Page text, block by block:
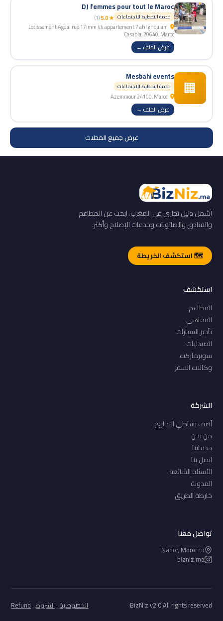
DJ femmes pour tout le Maroc
خدمة التخطيط للاجتماعات ★ 5.0
(1)
Lotissement Agdal rue 17imm 44 appartement 7 ahl ghoulam
Casabla, 20640, Maroc
عرض الملف →
🏢
Mesbahi events
خدمة التخطيط للاجتماعات
عرض الملف →
عرض جميع المحلات
أشمل دليل تجاري في المغرب. ابحث عن المطاعم
والفنادق والصالونات وخدمات الإصلاح وأكثر.
🗺️ استكشف الخريطة
استكشف
المطاعم
المقاهي
تأجير السيارات
الصيدليات
سوبرماركت
وكالات السفر
الشركة
أضف نشاطي التجاري
من نحن
خدماتنا
اتصل بنا
الأسئلة الشائعة
المدونة
خارطة الطريق
تواصل معنا
Nador, Morocco
bizniz.ma
BizNiz v2.0 All rights reserved الخصوصية·الشروط·
Refund